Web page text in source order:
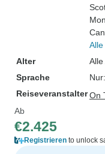
Alter
Sprache
ReiseveranstalterOn
Ab
€2.425
Registrieren to unlock